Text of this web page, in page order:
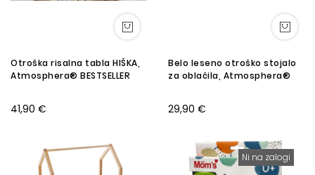
Otroška risalna tabla HIŠKA,
Atmosphera® BESTSELLER
41,90 €
Belo leseno otroško stojalo
za oblačila, Atmosphera®
29,90 €
Ni na zalogi